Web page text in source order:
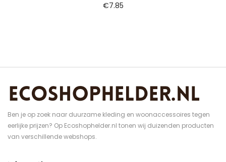
€7.85
Ben je op zoek naar duurzame kleding en woonaccessoires tegen
eerlijke prijzen? Op Ecoshophelder.nl tonen wij duizenden producten
van verschillende webshops.